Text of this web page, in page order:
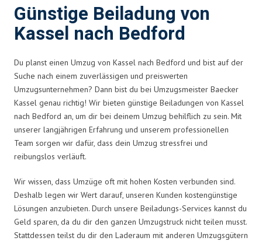
Günstige Beiladung von
Kassel nach Bedford
Du planst einen Umzug von Kassel nach Bedford und bist auf der
Suche nach einem zuverlässigen und preiswerten
Umzugsunternehmen? Dann bist du bei Umzugsmeister Baecker
Kassel genau richtig! Wir bieten günstige Beiladungen von Kassel
nach Bedford an, um dir bei deinem Umzug behilflich zu sein. Mit
unserer langjährigen Erfahrung und unserem professionellen
Team sorgen wir dafür, dass dein Umzug stressfrei und
reibungslos verläuft.
Wir wissen, dass Umzüge oft mit hohen Kosten verbunden sind.
Deshalb legen wir Wert darauf, unseren Kunden kostengünstige
Lösungen anzubieten. Durch unsere Beiladungs-Services kannst du
Geld sparen, da du dir den ganzen Umzugstruck nicht teilen musst.
Stattdessen teilst du dir den Laderaum mit anderen Umzugsgütern